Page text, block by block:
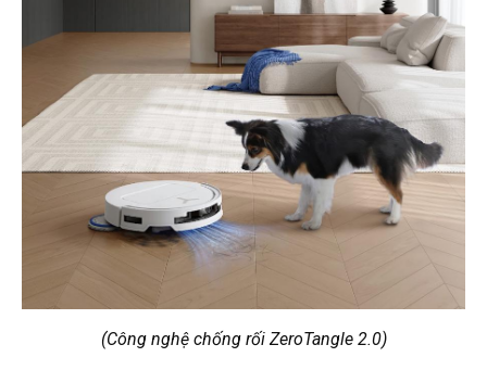
(Công nghệ chống rối ZeroTangle 2.0)